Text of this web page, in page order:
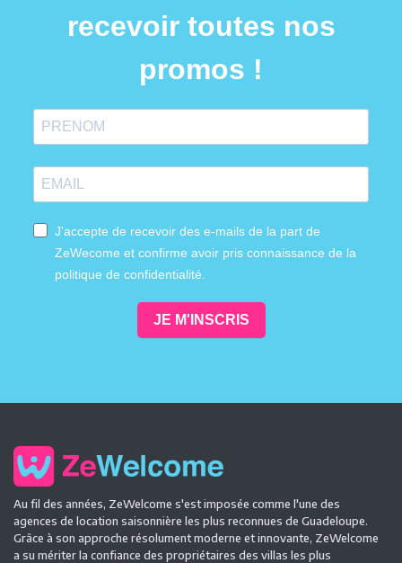
recevoir toutes nos
promos !
J'accepte de recevoir des e-mails de la part de
ZeWecome et confirme avoir pris connaissance de la
politique de confidentialité.
JE M'INSCRIS
Au fil des années, ZeWelcome s'est imposée comme l'une des
agences de location saisonnière les plus reconnues de Guadeloupe.
Grâce à son approche résolument moderne et innovante, ZeWelcome
a su mériter la confiance des propriétaires des villas les plus